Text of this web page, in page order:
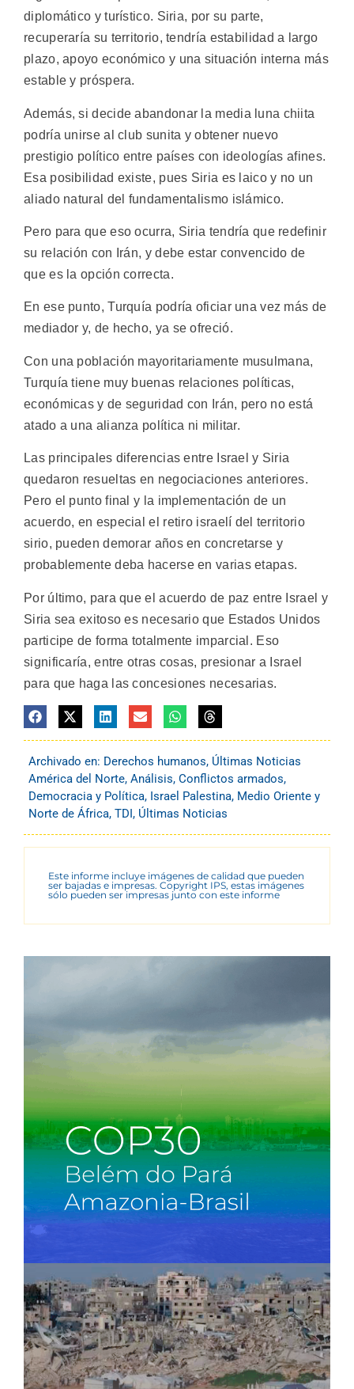
diplomático y turístico. Siria, por su parte,
recuperaría su territorio, tendría estabilidad a largo
plazo, apoyo económico y una situación interna más
estable y próspera.
Además, si decide abandonar la media luna chiita
podría unirse al club sunita y obtener nuevo
prestigio político entre países con ideologías afines.
Esa posibilidad existe, pues Siria es laico y no un
aliado natural del fundamentalismo islámico.
Pero para que eso ocurra, Siria tendría que redefinir
su relación con Irán, y debe estar convencido de
que es la opción correcta.
En ese punto, Turquía podría oficiar una vez más de
mediador y, de hecho, ya se ofreció.
Con una población mayoritariamente musulmana,
Turquía tiene muy buenas relaciones políticas,
económicas y de seguridad con Irán, pero no está
atado a una alianza política ni militar.
Las principales diferencias entre Israel y Siria
quedaron resueltas en negociaciones anteriores.
Pero el punto final y la implementación de un
acuerdo, en especial el retiro israelí del territorio
sirio, pueden demorar años en concretarse y
probablemente deba hacerse en varias etapas.
Por último, para que el acuerdo de paz entre Israel y
Siria sea exitoso es necesario que Estados Unidos
participe de forma totalmente imparcial. Eso
significaría, entre otras cosas, presionar a Israel
para que haga las concesiones necesarias.
Archivado en: Derechos humanos, Últimas Noticias
América del Norte, Análisis, Conflictos armados,
Democracia y Política, Israel Palestina, Medio Oriente y
Norte de África, TDI, Últimas Noticias
Este informe incluye imágenes de calidad que pueden
ser bajadas e impresas. Copyright IPS, estas imágenes
sólo pueden ser impresas junto con este informe